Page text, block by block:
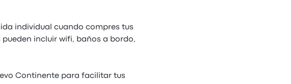
individual cuando compres tus
incluir wifi, baños a bordo,
Continente para facilitar tus